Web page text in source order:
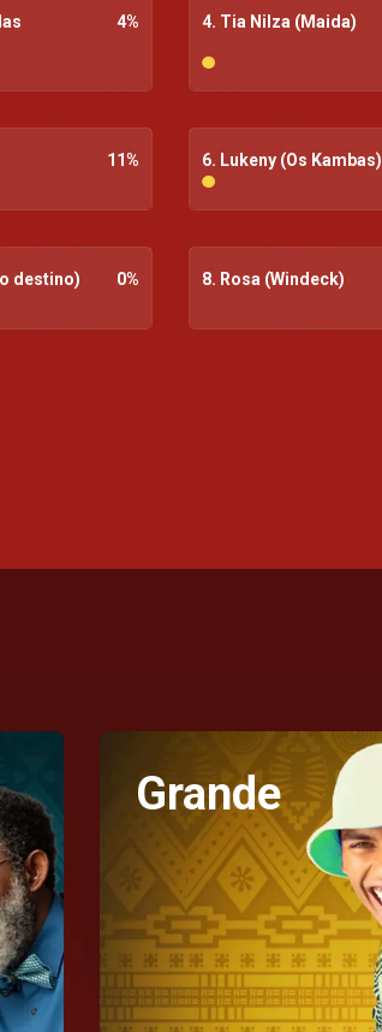
4% 4. Tia Nilza (Maida)
11% 6. Lukeny (Os Kambas)
destino) 0% 8. Rosa (Windeck)
Grande